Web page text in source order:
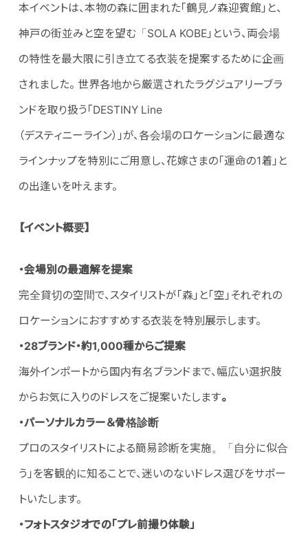
本イベントは、本物の森に囲まれた「鶴見ノ森迎賓館」と、
神戸の街並みと空を望む「SOLA KOBE」という、両会場
の特性を最大限に引き立てる衣装を提案するために企画
されました。 世界各地から厳選されたラグジュアリーブラ
ンドを取り扱う「DESTINY Line
（デスティニーライン）」が、各会場のロケーションに最適な
ラインナップを特別にご用意し、花嫁さまの「運命の1着」と
の出逢いを叶えます。
【イベント概要】
・会場別の最適解を提案
完全貸切の空間で、スタイリストが「森」と「空」それぞれの
ロケーションにおすすめする衣装を特別展示します。
・28ブランド・約1,000種からご提案
海外インポートから国内有名ブランドまで、幅広い選択肢
からお気に入りのドレスをご提案いたします。
・パーソナルカラー＆骨格診断
プロのスタイリストによる簡易診断を実施。「自分に似合
う」を客観的に知ることで、迷いのないドレス選びをサポー
トいたします。
・フォトスタジオでの「プレ前撮り体験」